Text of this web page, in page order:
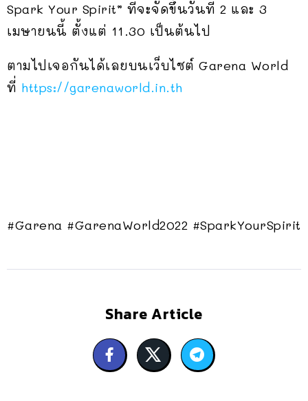
Spark Your Spirit” ที่จะจัดขึ้นวันที่ 2 และ 3
เมษายนนี้ ตั้งแต่ 11.30 เป็นต้นไป
ตามไปเจอกันได้เลยบนเว็บไซต์ Garena World
ที่ https://garenaworld.in.th
#Garena #GarenaWorld2022 #SparkYourSpirit
Share Article